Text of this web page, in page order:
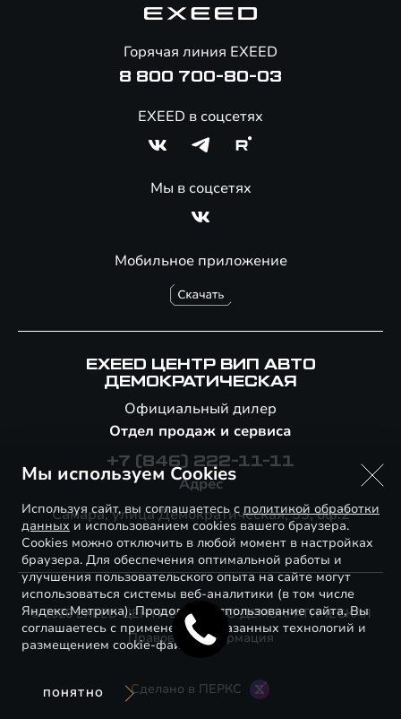
Помощь на дорогах
Специальные предложения
Мобильное приложение
Горячая линия EXEED
8 800 700-80-03
EXEED в соцсетях
Мы в соцсетях
EXEED ЦЕНТР ВИП АВТО
ДЕМОКРАТИЧЕСКАЯ
Официальный дилер
Отдел продаж и сервиса
+7 (846) 222-11-11
Адрес
Самара, улица Демократическая, 55, оф.2
© 2026 EXEED ЦЕНТР ВИП АВТО ДЕМОКРАТИЧЕСКАЯ
Правовая информация
Сделано в ПЕРКС
Мы используем Cookies
Используя сайт, вы соглашаетесь сполитикой обработки
данных и использованием cookies вашего браузера.
Cookies можно отключить в любой момент в настройках
браузера. Для обеспечения оптимальной работы и
улучшения пользовательского опыта на сайте могут
использоваться системы веб-аналитики (в том числе
Яндекс.Метрика). Продолжая использование сайта, Вы
соглашаетесь с применением указанных технологий и
размещением cookie-файлов.
ПОНЯТНО